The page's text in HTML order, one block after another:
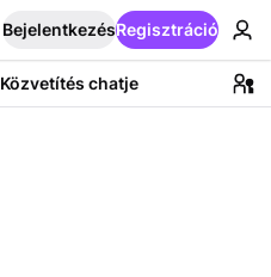
BejelentkezésRegisztráció
Közvetítés chatje